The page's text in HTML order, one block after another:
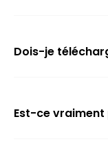
Dois-je
Est-ce vraiment